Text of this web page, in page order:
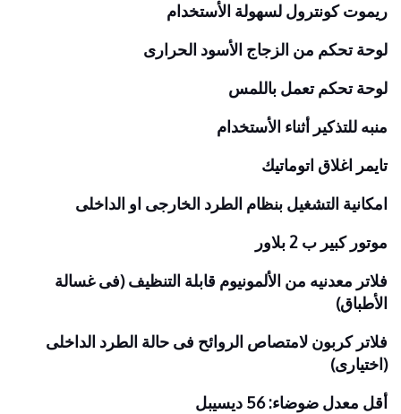
ريموت كونترول لسهولة الأستخدام
لوحة تحكم من الزجاج الأسود الحرارى
لوحة تحكم تعمل باللمس
منبه للتذكير أثناء الأستخدام
تايمر اغلاق اتوماتيك
امكانية التشغيل بنظام الطرد الخارجى او الداخلى
موتور كبير ب 2 بلاور
فلاتر معدنيه من الألمونيوم قابلة التنظيف (فى غسالة
الأطباق)
فلاتر كربون لامتصاص الروائح فى حالة الطرد الداخلى
(اختيارى)
أقل معدل ضوضاء: 56 ديسيبل